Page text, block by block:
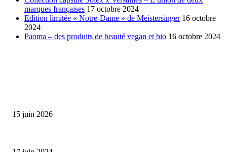
marques françaises 17 octobre 2024
Edition limitée « Notre-Dame » de Meistersinger 16 octobre
2024
Paoma – des produits de beauté vegan et bio 16 octobre 2024
15 juin 2026